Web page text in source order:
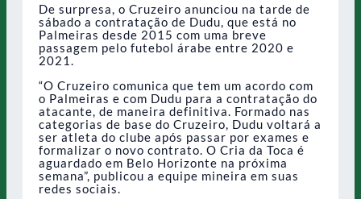
De surpresa, o Cruzeiro anunciou na tarde de
sábado a contratação de Dudu, que está no
Palmeiras desde 2015 com uma breve
passagem pelo futebol árabe entre 2020 e
2021.
“O Cruzeiro comunica que tem um acordo com
o Palmeiras e com Dudu para a contratação do
atacante, de maneira definitiva. Formado nas
categorias de base do Cruzeiro, Dudu voltará a
ser atleta do clube após passar por exames e
formalizar o novo contrato. O Cria da Toca é
aguardado em Belo Horizonte na próxima
semana”, publicou a equipe mineira em suas
redes sociais.